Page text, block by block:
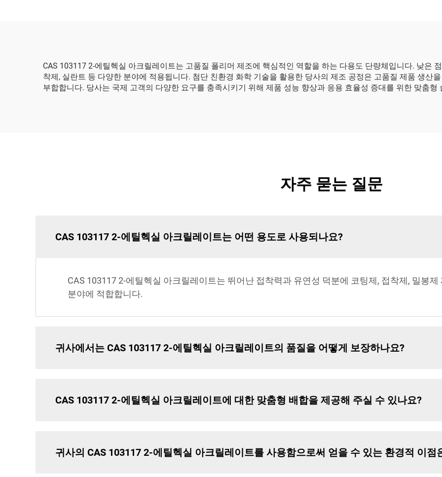
CAS 103117 2-에틸헥실 아크릴레이트는 고품질 폴리머 제조에 핵심적인 역할을 하는 다용도 단량체입니다. 낮은
착제, 실란트 등 다양한 분야에 적용됩니다. 첨단 친환경 화학 기술을 활용한 당사의 제조 공정은 고품질 제품 생산
부합합니다. 당사는 국제 고객의 다양한 요구를 충족시키기 위해 제품 성능 향상과 응용 효율성 증대를 위한 맞춤형
자주 묻는 질문
CAS 103117 2-에틸헥실 아크릴레이트는 어떤 용도로 사용되나요?
CAS 103117 2-에틸헥실 아크릴레이트는 뛰어난 접착력과 유연성 덕분에 코팅제, 접착제, 밀봉
분야에 적합합니다.
귀사에서는 CAS 103117 2-에틸헥실 아크릴레이트의 품질을 어떻게 보장하나요?
CAS 103117 2-에틸헥실 아크릴레이트에 대한 맞춤형 배합을 제공해 주실 수 있나요?
귀사의 CAS 103117 2-에틸헥실 아크릴레이트를 사용함으로써 얻을 수 있는 환경적 이점